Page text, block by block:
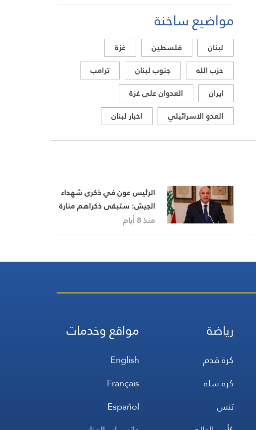
مواضيع ساخنة
لبنان فلسطين
غزة
حزب الله
جنوب لبنان
ترامب
ايران
العدوان على غزة
العدو الاسرائيلي
اخبار لبنان
الرئيس عون في ذكرى شهداء
الجيش: ستبقى ذكراهم منارة
تهدينا في مسيرة بناء الوطن
منذ 8 أيام
رياضة
كرة قدم
كرة سلة
تنس
مواقع وخدمات
English
Français
Español